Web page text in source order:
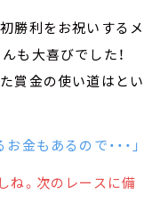
勝利をお祝いするメ
も大喜びでした！
賞金の使い道はとい
もあるので・・・」
ね。次のレースに備